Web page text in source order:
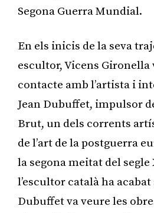
Segona Guerra Mundial.
En els inicis de la seva
escultor, Vicens Gironella
contacte amb l’artista i
Jean Dubuffet, impulsor
Brut, un dels corrents
de l’art de la postguerra
la segona meitat del segle
l’escultor català ha
Dubuffet va veure les